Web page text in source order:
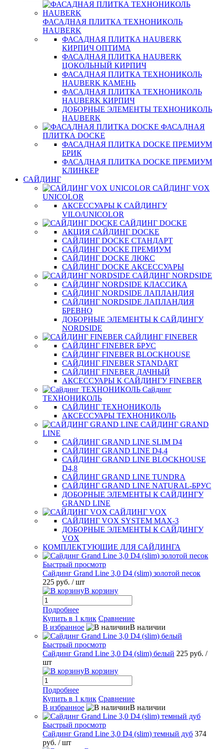
ФАСАДНАЯ ПЛИТКА ТЕХНОНИКОЛЬ
HAUBERK
ФАСАДНАЯ ПЛИТКА HAUBERK
КИРПИЧ ОПТИМА
ФАСАДНАЯ ПЛИТКА HAUBERK
ЦОКОЛЬНЫЙ КИРПИЧ
ФАСАДНАЯ ПЛИТКА ТЕХНОНИКОЛЬ
HAUBERK КАМЕНЬ
ФАСАДНАЯ ПЛИТКА ТЕХНОНИКОЛЬ
HAUBERK КИРПИЧ
ДОБОРНЫЕ ЭЛЕМЕНТЫ ТЕХНОНИКОЛЬ
HAUBERK
ФАСАДНАЯ
ПЛИТКА DOCKE
ФАСАДНАЯ ПЛИТКА DOCKE ПРЕМИУМ
БРИК
ФАСАДНАЯ ПЛИТКА DOCKE ПРЕМИУМ
КЛИНКЕР
САЙДИНГ
САЙДИНГ VOX
UNICOLOR
АКСЕССУАРЫ К САЙДИНГУ
VILO/UNICOLOR
САЙДИНГ DOCKE
АКЦИЯ САЙДИНГ DOCKE
САЙДИНГ DOCKE СТАНДАРТ
САЙДИНГ DOCKE ПРЕМИУМ
САЙДИНГ DOCKE ЛЮКС
САЙДИНГ DOCKE АКСЕССУАРЫ
САЙДИНГ NORDSIDE
САЙДИНГ NORDSIDE КЛАССИКА
САЙДИНГ NORDSIDE ЛАПЛАНДИЯ
САЙДИНГ NORDSIDE ЛАПЛАНДИЯ
БРЕВНО
ДОБОРНЫЕ ЭЛЕМЕНТЫ К САЙДИНГУ
NORDSIDE
САЙДИНГ FINEBER
САЙДИНГ FINEBER БРУС
САЙДИНГ FINEBER BLOCKHOUSE
САЙДИНГ FINEBER STANDART
САЙДИНГ FINEBER ДАЧНЫЙ
АКСЕССУАРЫ К САЙДИНГУ FINEBER
Сайдинг
ТЕХНОНИКОЛЬ
САЙДИНГ ТЕХНОНИКОЛЬ
АКСЕССУАРЫ ТЕХНОНИКОЛЬ
САЙДИНГ GRAND
LINE
САЙДИНГ GRAND LINE SLIM D4
САЙДИНГ GRAND LINE D4,4
САЙДИНГ GRAND LINE BLOCKHOUSE
D4,8
САЙДИНГ GRAND LINE TUNDRA
САЙДИНГ GRAND LINE NATURAL-БРУС
ДОБОРНЫЕ ЭЛЕМЕНТЫ К САЙДИНГУ
GRAND LINE
САЙДИНГ VOX
САЙДИНГ VOX SYSTEM MAX-3
ДОБОРНЫЕ ЭЛЕМЕНТЫ К САЙДИНГУ
VOX
КОМПЛЕКТУЮЩИЕ ДЛЯ САЙДИНГА
Быстрый просмотр
Сайдинг Grand Line 3,0 D4 (slim) золотой песок
225 руб. / шт
В корзину
Подробнее
Купить в 1 клик Сравнение
В избранное
В наличии
Быстрый просмотр
Сайдинг Grand Line 3,0 D4 (slim) белый 225 руб. /
шт
В корзину
Подробнее
Купить в 1 клик Сравнение
В избранное
В наличии
Быстрый просмотр
Сайдинг Grand Line 3,0 D4 (slim) темный дуб 374
руб. / шт